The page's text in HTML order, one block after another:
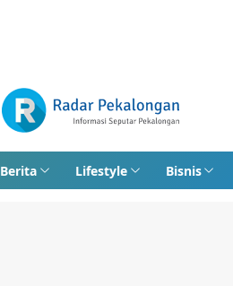
Berita Lifestyle Bisnis